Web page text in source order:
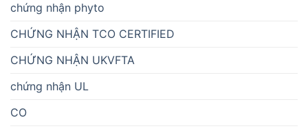
chứng nhận phyto
CHỨNG NHẬN TCO CERTIFIED
CHỨNG NHẬN UKVFTA
chứng nhận UL
CO